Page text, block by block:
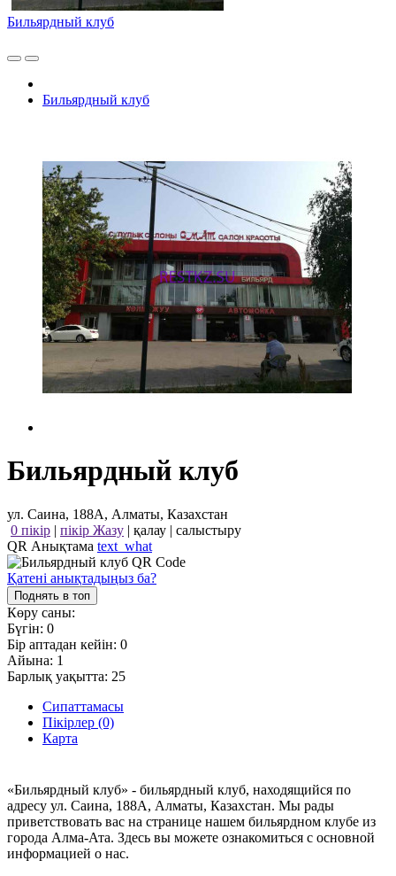
Бильярдный клуб
Бильярдный клуб
Бильярдный клуб
ул. Саина, 188А, Алматы, Казахстан
0 пікір | пікір Жазу | қалау | салыстыру
QR Анықтама text_what
Қатені анықтадыңыз ба?
Поднять в топ
Көру саны:
Бүгін: 0
Бір аптадан кейін: 0
Айына: 1
Барлық уақытта: 25
Сипаттамасы
Пікірлер (0)
Карта
«Бильярдный клуб» - бильярдный клуб, находящийся по
адресу ул. Саина, 188А, Алматы, Казахстан. Мы рады
приветствовать вас на странице нашем бильярдном клубе из
города Алма-Ата. Здесь вы можете ознакомиться с основной
информацией о нас.